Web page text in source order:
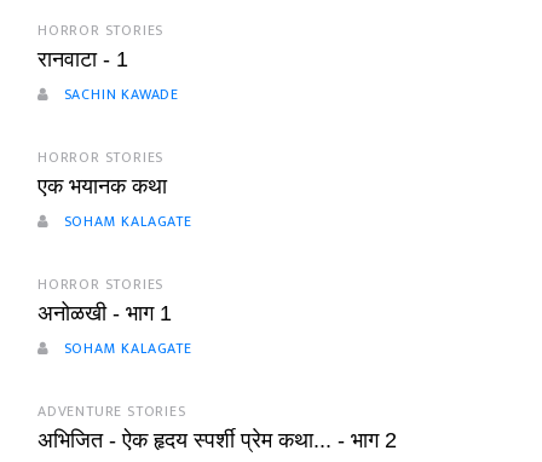
HORROR STORIES
रानवाटा - 1
SACHIN KAWADE
HORROR STORIES
एक भयानक कथा
SOHAM KALAGATE
HORROR STORIES
अनोळखी - भाग 1
SOHAM KALAGATE
ADVENTURE STORIES
अभिजित - ऐक हृदय स्पर्शी प्रेम कथा... - भाग 2